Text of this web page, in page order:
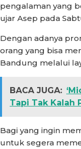
pengalaman yang
ujar Asep pada
Dengan adanya
orang yang bisa
Bandung melalui
BACA JUGA:
Tapi Tak Kalah
Bagi yang ingin
untuk segera